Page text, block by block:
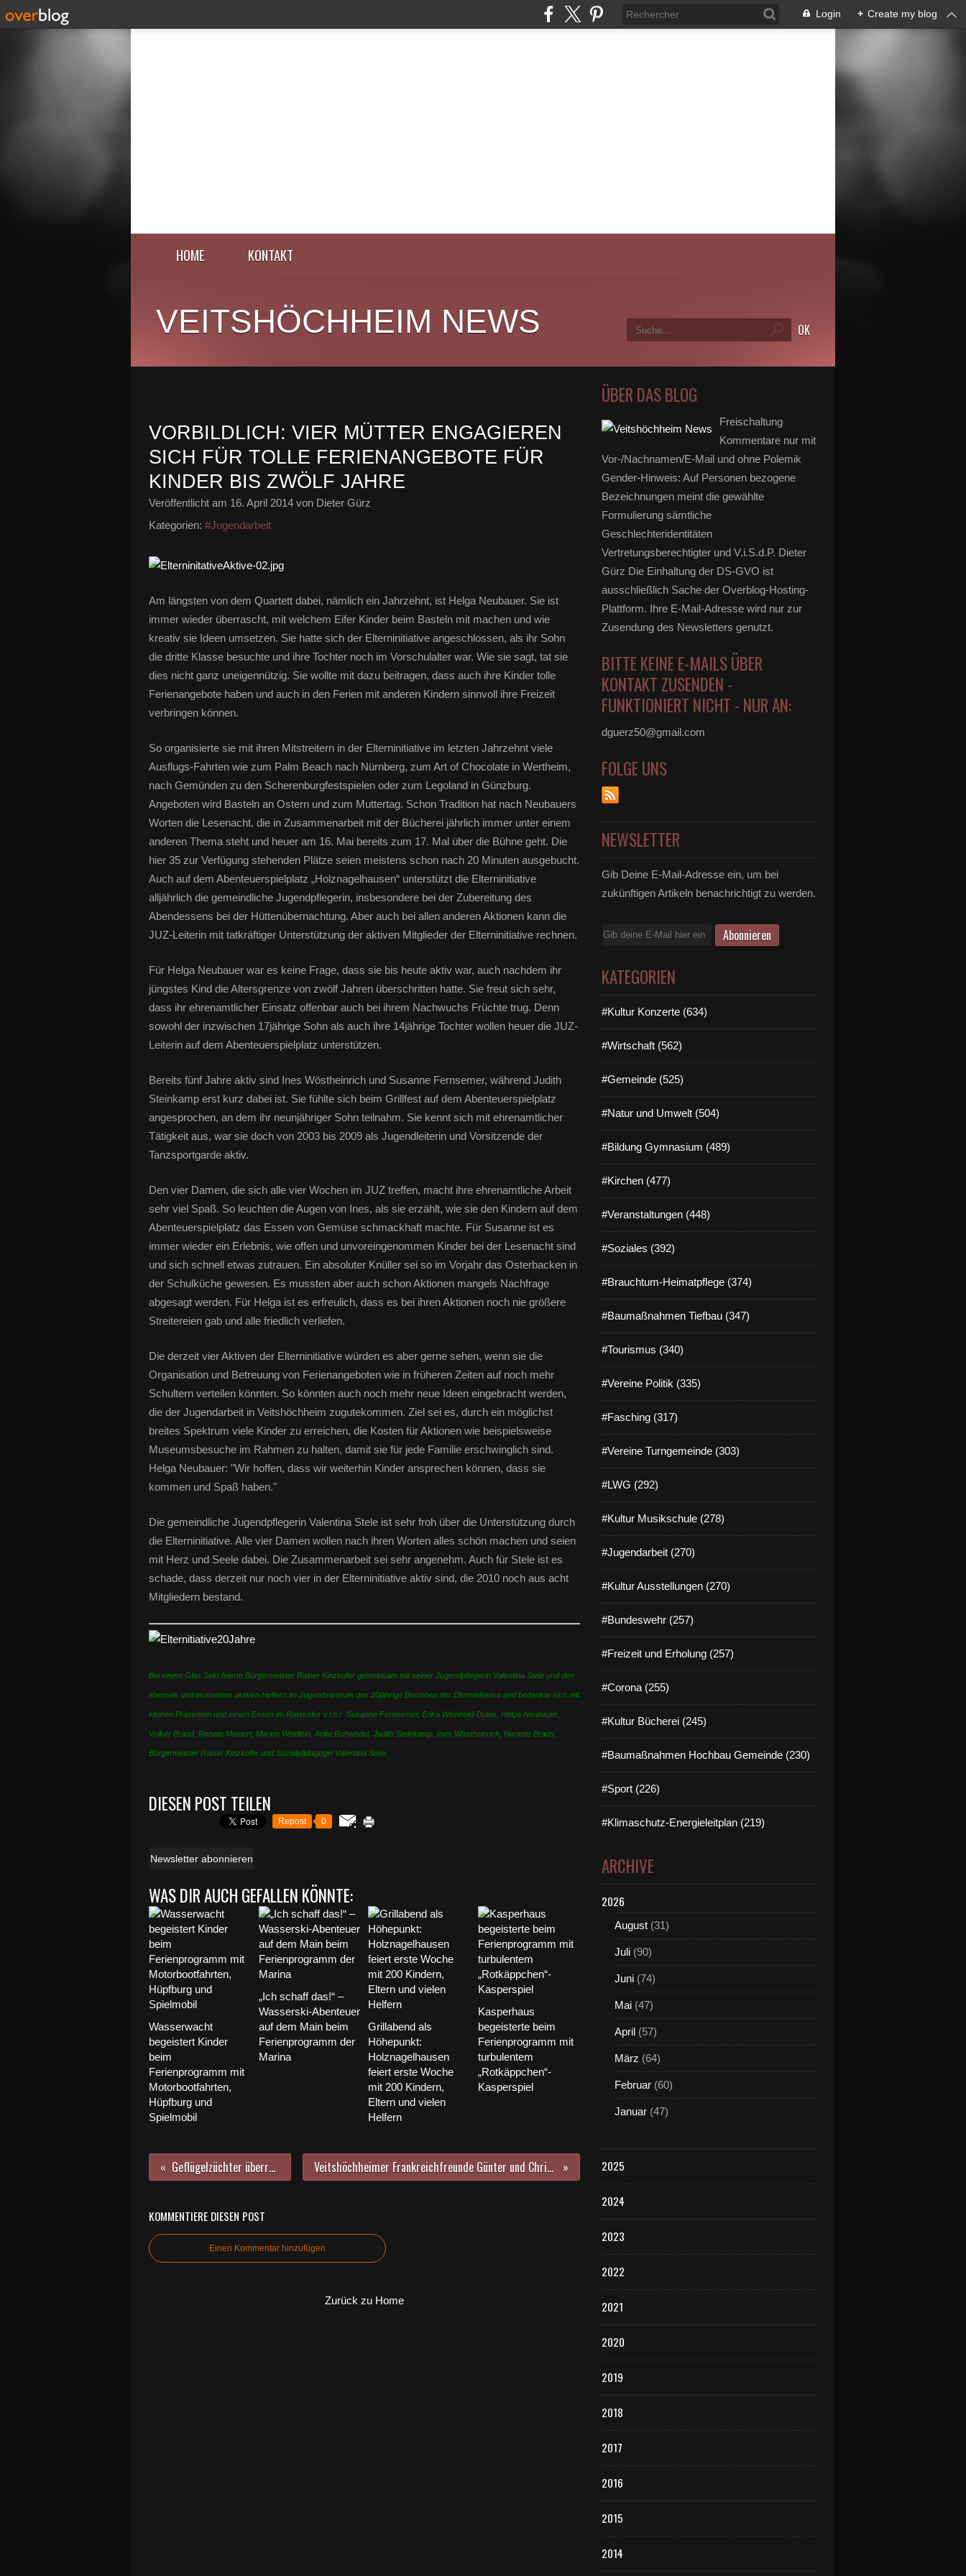
Login + Create my blog
HOME KONTAKT
VEITSHÖCHHEIM NEWS
VORBILDLICH: VIER MÜTTER ENGAGIEREN
SICH FÜR TOLLE FERIENANGEBOTE FÜR
KINDER BIS ZWÖLF JAHRE
Veröffentlicht am 16. April 2014 von Dieter Gürz
Kategorien: #Jugendarbeit
Am längsten von dem Quartett dabei, nämlich ein Jahrzehnt, ist Helga Neubauer. Sie ist
immer wieder überrascht, mit welchem Eifer Kinder beim Basteln mit machen und wie
kreativ sie Ideen umsetzen. Sie hatte sich der Elterninitiative angeschlossen, als ihr Sohn
die dritte Klasse besuchte und ihre Tochter noch im Vorschulalter war. Wie sie sagt, tat sie
dies nicht ganz uneigennützig. Sie wollte mit dazu beitragen, dass auch ihre Kinder tolle
Ferienangebote haben und auch in den Ferien mit anderen Kindern sinnvoll ihre Freizeit
verbringen können.
So organisierte sie mit ihren Mitstreitern in der Elterninitiative im letzten Jahrzehnt viele
Ausflugs-Fahrten wie zum Palm Beach nach Nürnberg, zum Art of Chocolate in Wertheim,
nach Gemünden zu den Scherenburgfestspielen oder zum Legoland in Günzburg.
Angeboten wird Basteln an Ostern und zum Muttertag. Schon Tradition hat nach Neubauers
Worten die Lesenacht, die in Zusammenarbeit mit der Bücherei jährlich immer unter einem
anderen Thema steht und heuer am 16. Mai bereits zum 17. Mal über die Bühne geht. Die
hier 35 zur Verfügung stehenden Plätze seien meistens schon nach 20 Minuten ausgebucht.
Auch auf dem Abenteuerspielplatz „Holznagelhausen“ unterstützt die Elterninitiative
alljährlich die gemeindliche Jugendpflegerin, insbesondere bei der Zubereitung des
Abendessens bei der Hüttenübernachtung. Aber auch bei allen anderen Aktionen kann die
JUZ-Leiterin mit tatkräftiger Unterstützung der aktiven Mitglieder der Elterninitiative rechnen.
Für Helga Neubauer war es keine Frage, dass sie bis heute aktiv war, auch nachdem ihr
jüngstes Kind die Altersgrenze von zwölf Jahren überschritten hatte. Sie freut sich sehr,
dass ihr ehrenamtlicher Einsatz offenbar auch bei ihrem Nachwuchs Früchte trug. Denn
sowohl der inzwischen 17jährige Sohn als auch ihre 14jährige Tochter wollen heuer die JUZ-
Leiterin auf dem Abenteuerspielplatz unterstützen.
Bereits fünf Jahre aktiv sind Ines Wöstheinrich und Susanne Fernsemer, während Judith
Steinkamp erst kurz dabei ist. Sie fühlte sich beim Grillfest auf dem Abenteuerspielplatz
angesprochen, an dem ihr neunjähriger Sohn teilnahm. Sie kennt sich mit ehrenamtlicher
Tätigkeit aus, war sie doch von 2003 bis 2009 als Jugendleiterin und Vorsitzende der
Tanzsportgarde aktiv.
Den vier Damen, die sich alle vier Wochen im JUZ treffen, macht ihre ehrenamtliche Arbeit
sehr viel Spaß. So leuchten die Augen von Ines, als sie erzählt, wie sie den Kindern auf dem
Abenteuerspielplatz das Essen von Gemüse schmackhaft machte. Für Susanne ist es
immer wieder ein Erlebnis, wie offen und unvoreingenommen Kinder bei der Lesenacht sind
und sich schnell etwas zutrauen. Ein absoluter Knüller sei so im Vorjahr das Osterbacken in
der Schulküche gewesen. Es mussten aber auch schon Aktionen mangels Nachfrage
abgesagt werden. Für Helga ist es erfreulich, dass es bei ihren Aktionen noch nie größere
Streitereien gab und alle friedlich verliefen.
Die derzeit vier Aktiven der Elterninitiative würden es aber gerne sehen, wenn sie die
Organisation und Betreuung von Ferienangeboten wie in früheren Zeiten auf noch mehr
Schultern verteilen könnten. So könnten auch noch mehr neue Ideen eingebracht werden,
die der Jugendarbeit in Veitshöchheim zugutekommen. Ziel sei es, durch ein möglichst
breites Spektrum viele Kinder zu erreichen, die Kosten für Aktionen wie beispielsweise
Museumsbesuche im Rahmen zu halten, damit sie für jede Familie erschwinglich sind.
Helga Neubauer: "Wir hoffen, dass wir weiterhin Kinder ansprechen können, dass sie
kommen und Spaß haben."
Die gemeindliche Jugendpflegerin Valentina Stele ist sehr froh über die Unterstützung durch
die Elterninitiative. Alle vier Damen wollen nach ihren Worten alles schön machen und seien
mit Herz und Seele dabei. Die Zusammenarbeit sei sehr angenehm. Auch für Stele ist es
schade, dass derzeit nur noch vier in der Elterninitiative aktiv sind, die 2010 noch aus acht
Mitgliedern bestand.
Bei einem Glas Sekt feierte Bürgermeister Rainer Kinzkofer gemeinsam mit seiner Jugendpflegerin Valentina Stele und den
ehemals und momentan aktiven Helfern im Jugendzentrum das 20jährige Bestehen der Elterninitiative und bedankte sich mit
kleinen Präsenten und einem Essen im Ratskeller v.l.n.r. Susanne Fernsemer, Erika Weinhold-Duwe, Helga Neubauer,
Volker Brand, Renate Meinert, Marion Weidlein, Anita Ruhwedel, Judith Steinkamp, Ines Wöstheinrich, Heriette Braun,
Bürgermeister Rainer Kinzkofer und Sozialpädagogin Valentina Stele.
DIESEN POST TEILEN
Repost 0
Newsletter abonnieren
WAS DIR AUCH GEFALLEN KÖNNTE:
Wasserwacht
begeistert Kinder
beim
Ferienprogramm mit
Motorbootfahrten,
Hüpfburg und
Spielmobil
„Ich schaff das!“ –
Wasserski-Abenteuer
auf dem Main beim
Ferienprogramm der
Marina
Grillabend als
Höhepunkt:
Holznagelhausen
feiert erste Woche
mit 200 Kindern,
Eltern und vielen
Helfern
Kasperhaus
begeisterte beim
Ferienprogramm mit
turbulentem
„Rotkäppchen“-
Kasperspiel
Geflügelzüchter überraschen Kuratie-Kinder mit Ostereiern Veitshöchheimer Frankreichfreunde Günter und Christa Röhm zeigten sich spendabel - 1600 Euro für Französisch im Kindergarten
KOMMENTIERE DIESEN POST
Einen Kommentar hinzufügen
Zurück zu Home
ÜBER DAS BLOG
Freischaltung
Kommentare nur mit
Vor-/Nachnamen/E-Mail und ohne Polemik
Gender-Hinweis: Auf Personen bezogene
Bezeichnungen meint die gewählte
Formulierung sämtliche
Geschlechteridentitäten
Vertretungsberechtigter und V.i.S.d.P. Dieter
Gürz Die Einhaltung der DS-GVO ist
ausschließlich Sache der Overblog-Hosting-
Plattform. Ihre E-Mail-Adresse wird nur zur
Zusendung des Newsletters genutzt.
BITTE KEINE E-MAILS ÜBER
KONTAKT ZUSENDEN -
FUNKTIONIERT NICHT - NUR AN:
dguerz50@gmail.com
FOLGE UNS
NEWSLETTER
Gib Deine E-Mail-Adresse ein, um bei
zukünftigen Artikeln benachrichtigt zu werden.
E-
KATEGORIEN
#Kultur Konzerte (634)
#Wirtschaft (562)
#Gemeinde (525)
#Natur und Umwelt (504)
#Bildung Gymnasium (489)
#Kirchen (477)
#Veranstaltungen (448)
#Soziales (392)
#Brauchtum-Heimatpflege (374)
#Baumaßnahmen Tiefbau (347)
#Tourismus (340)
#Vereine Politik (335)
#Fasching (317)
#Vereine Turngemeinde (303)
#LWG (292)
#Kultur Musikschule (278)
#Jugendarbeit (270)
#Kultur Ausstellungen (270)
#Bundeswehr (257)
#Freizeit und Erholung (257)
#Corona (255)
#Kultur Bücherei (245)
#Baumaßnahmen Hochbau Gemeinde (230)
#Sport (226)
#Klimaschutz-Energieleitplan (219)
ARCHIVE
2026
August (31)
Juli (90)
Juni (74)
Mai (47)
April (57)
März (64)
Februar (60)
Januar (47)
2025
2024
2023
2022
2021
2020
2019
2018
2017
2016
2015
2014